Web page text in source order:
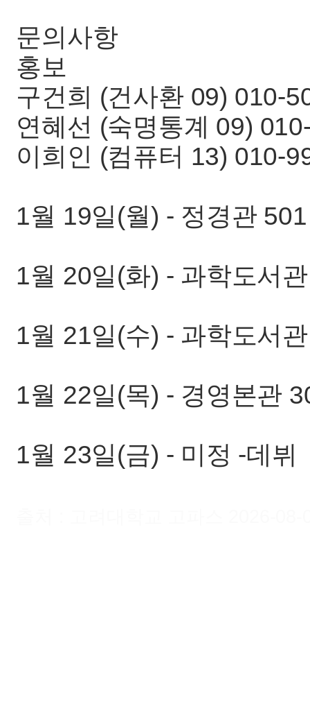
문의사항
홍보
구건희 (건사환 09) 010-
연혜선 (숙명통계 09)
이희인 (컴퓨터 13) 010-
1월 19일(월) - 정경관
1월 20일(화) - 과학도서
1월 21일(수) - 과학도서
1월 22일(목) - 경영본관
1월 23일(금) - 미정 -데뷔